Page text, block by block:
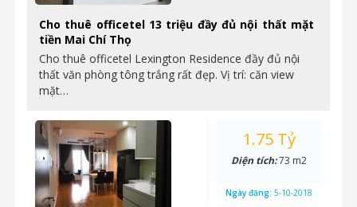
Cho thuê officetel 13 triệu đầy đủ nội thất mặt
tiền Mai Chí Thọ
Cho thuê officetel Lexington Residence đầy đủ nội
thất văn phòng tông trắng rất đẹp. Vị trí: căn view
mặt…
1.75 Tỷ
Diện tích:73 m2
Ngày đăng: 5-10-2018